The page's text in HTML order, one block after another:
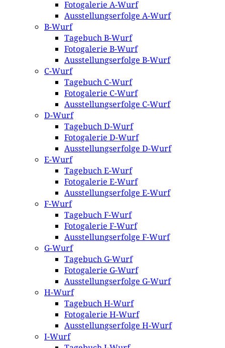
Fotogalerie A-Wurf
Ausstellungserfolge A-Wurf
B-Wurf
Tagebuch B-Wurf
Fotogalerie B-Wurf
Ausstellungserfolge B-Wurf
C-Wurf
Tagebuch C-Wurf
Fotogalerie C-Wurf
Ausstellungserfolge C-Wurf
D-Wurf
Tagebuch D-Wurf
Fotogalerie D-Wurf
Ausstellungserfolge D-Wurf
E-Wurf
Tagebuch E-Wurf
Fotogalerie E-Wurf
Ausstellungserfolge E-Wurf
F-Wurf
Tagebuch F-Wurf
Fotogalerie F-Wurf
Ausstellungserfolge F-Wurf
G-Wurf
Tagebuch G-Wurf
Fotogalerie G-Wurf
Ausstellungserfolge G-Wurf
H-Wurf
Tagebuch H-Wurf
Fotogalerie H-Wurf
Ausstellungserfolge H-Wurf
I-Wurf